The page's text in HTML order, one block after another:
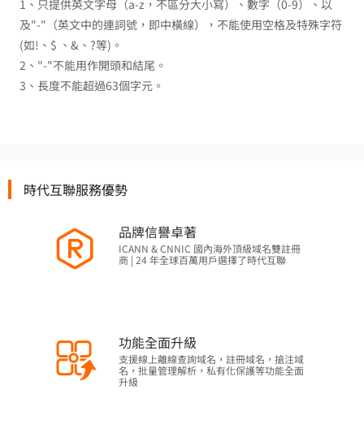
1、只提供英文字母（a-z，不區分大小寫）、數字（0-9）、以
及"-"（英文中的連詞號，即中橫線），不能使用空格及特殊字符
(如!、$ 、&、?等)。
2、"-"不能用作開頭和結尾。
3、長度不能超過63個字元。
時代互聯服務優勢
品牌信譽卓著
ICANN & CNNIC 國內海外頂級域名雙註冊
商 | 24 年全球百萬用戶選擇了時代互聯
功能全面升級
支援線上離線查詢域名，註冊域名，搶注域
名，批量管理解析，私有化保護等功能全面
升級